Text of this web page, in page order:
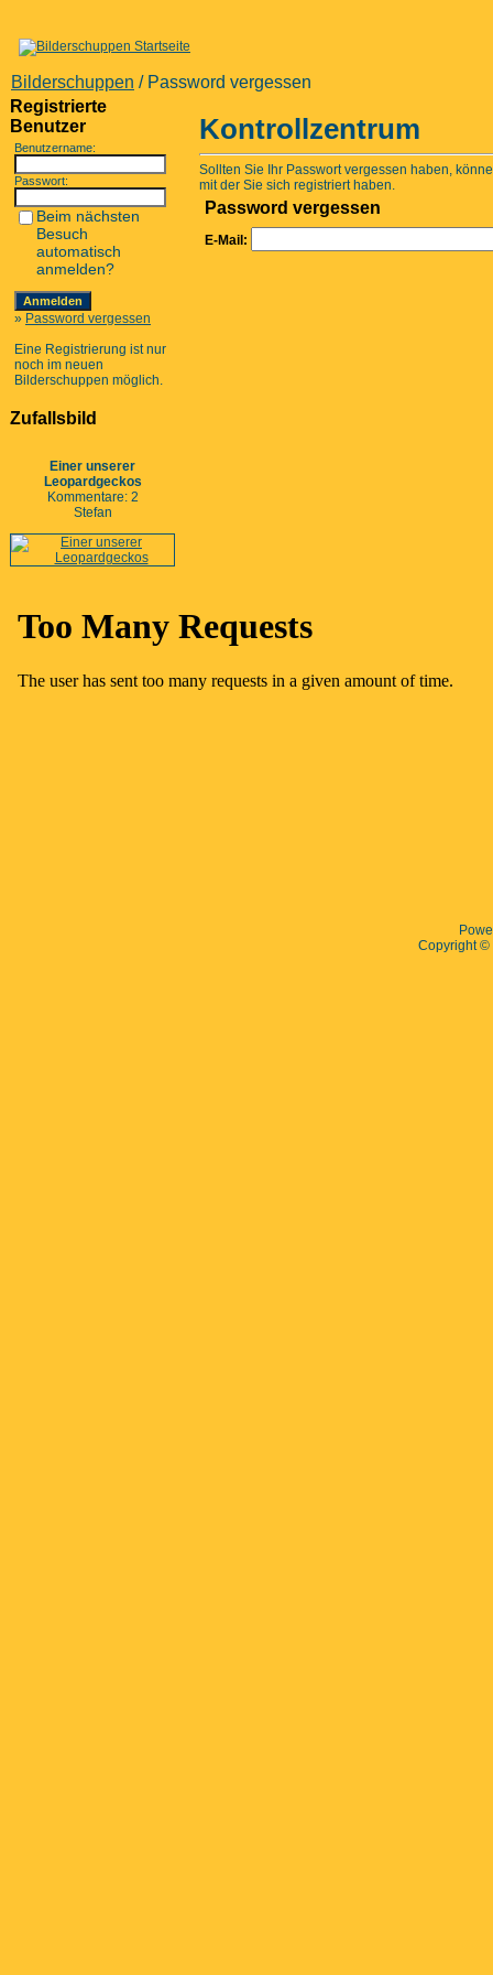
Bilderschuppen / Password vergessen
Registrierte
Benutzer
Benutzername:
Passwort:
Beim nächsten
Besuch
automatisch
anmelden?
» Password vergessen
Eine Registrierung ist nur
noch im neuen
Bilderschuppen möglich.
Zufallsbild
Einer unserer
Leopardgeckos
Kommentare: 2
Stefan
Kontrollzentrum
Sollten Sie Ihr Passwort vergessen haben,
mit der Sie sich registriert haben.
Password vergessen
E-Mail:
Copyright